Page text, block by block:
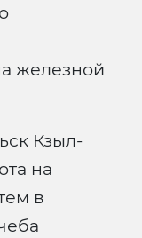
железной
Кзыл-
на
в